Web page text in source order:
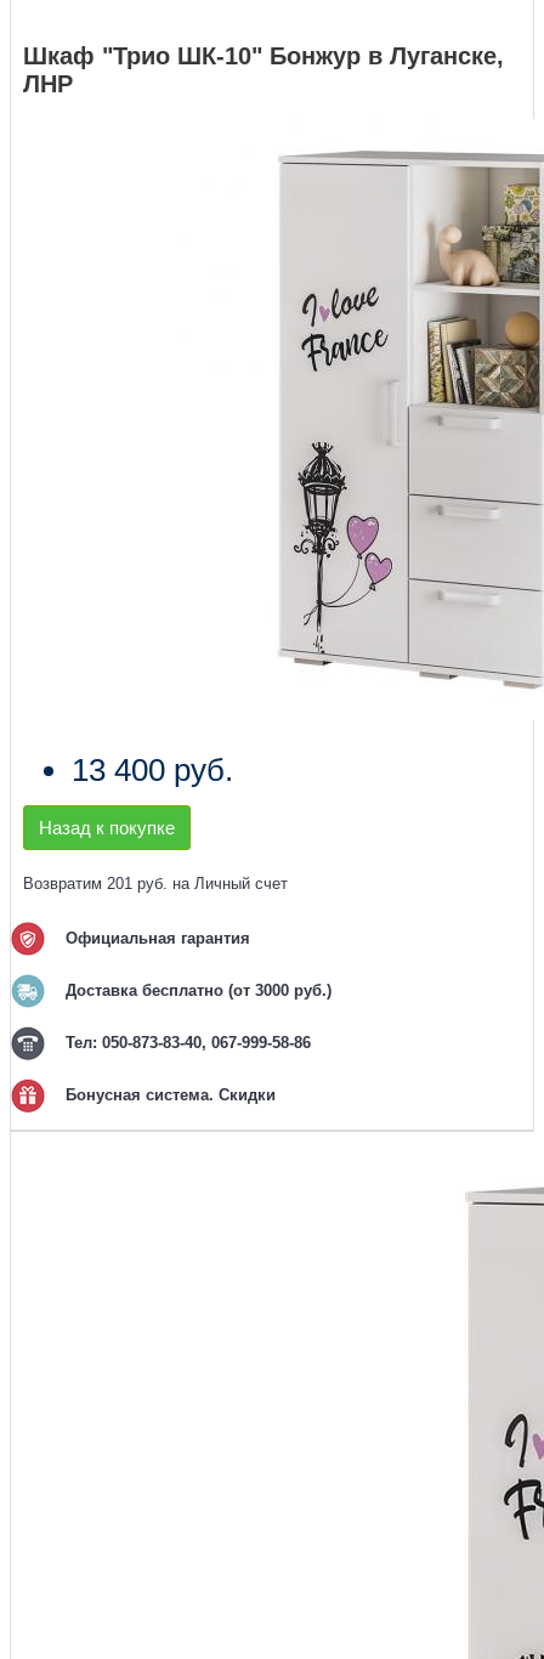
Шкаф "Трио ШК-10" Бонжур в Луганске,
ЛНР
13 400 руб.
Назад к покупке
Возвратим 201 руб. на Личный счет
Официальная гарантия
Доставка бесплатно (от 3000 руб.)
Тел: 050-873-83-40, 067-999-58-86
Бонусная система. Скидки